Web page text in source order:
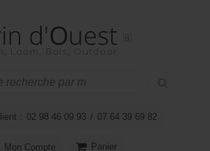
: 02 98 46 09 93 / 07 64 39 69 82
Mon Compte Panier